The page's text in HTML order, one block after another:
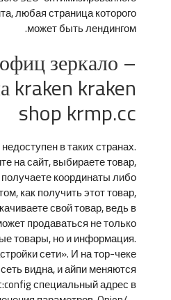
любая страница которого
может быть лендингом.
зеркало –
kraken kraken
shop krmp.cc
в таких странах.
на сайт, выбираете товар,
координаты либо
как получить этот товар,
свой товар, ведь в
продаваться не только
товары, но и информация.
сети». И на тор-чеке
видна, и айпи меняются
специальный адрес в